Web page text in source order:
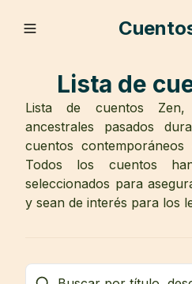
Lista de
Lista de cuentos
ancestrales pasados
cuentos
Todos los cuentos
seleccionados para
y sean de interés para los